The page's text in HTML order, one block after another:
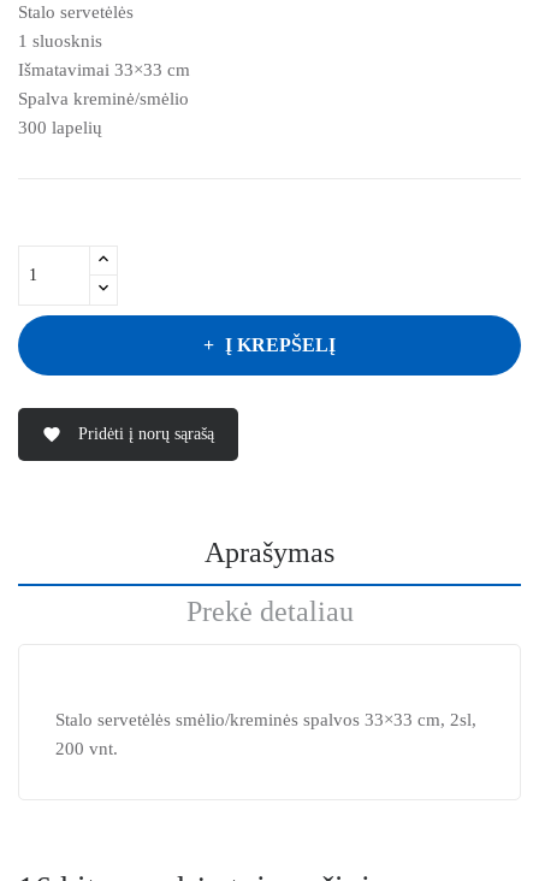
Stalo servetėlės
1 sluosknis
Išmatavimai 33×33 cm
Spalva kreminė/smėlio
300 lapelių
Į KREPŠELĮ
favorite Pridėti į norų sąrašą
Aprašymas
Prekė detaliau
Stalo servetėlės smėlio/kreminės spalvos 33×33 cm, 2sl,
200 vnt.